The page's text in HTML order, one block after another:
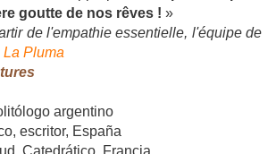
goutte de nos rêves ! »
de l'empathie essentielle, l'équipe de
La Pluma
argentino
escritor, España